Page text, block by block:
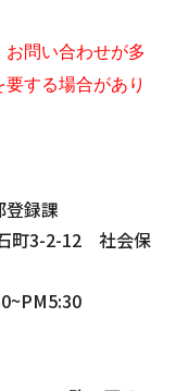
問い合わせが多
する場合があり
録課
町3-2-12 社会保